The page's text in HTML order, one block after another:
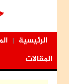
الرئيسية |
المقالات